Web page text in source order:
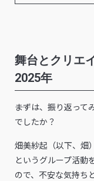
舞台とクリエ
2025年
――まずは、振り返っ
でしたか？
畑美紗起（以下、
というグループ活動
ので、不安な気持ち